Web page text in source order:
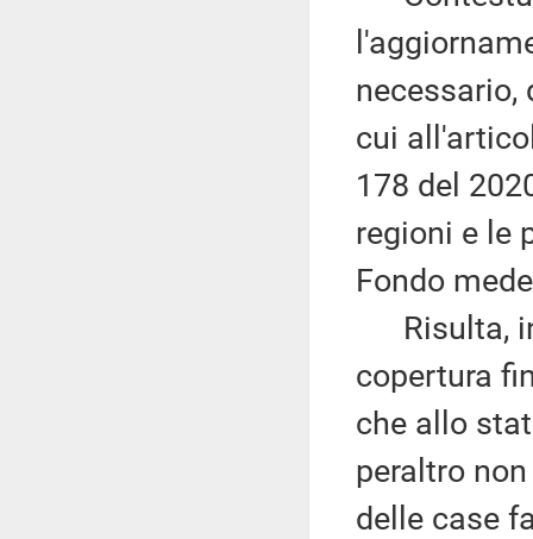
cui
178 del
regioni e le
Fondo
Risulta,
copertura
che allo
peraltro
delle case